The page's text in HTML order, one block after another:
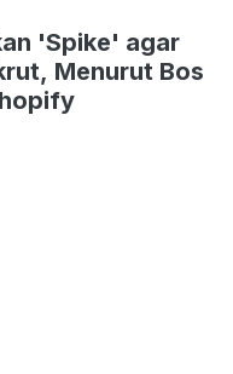
'Spike' agar
Menurut Bos